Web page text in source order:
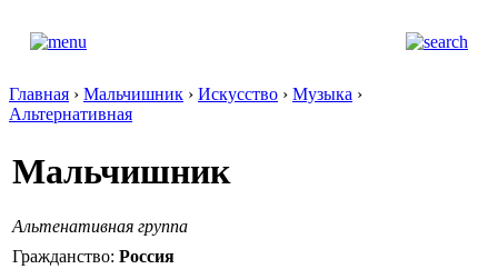
Главная › Мальчишник › Искусство › Музыка ›
Альтернативная
Мальчишник
Альтенативная группа
Гражданство: Россия